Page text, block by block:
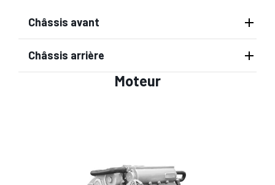
Châssis avant
Châssis arrière
Moteur